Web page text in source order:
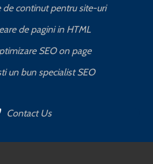
de continut pentru site-uri
de pagini in HTML
SEO on page
un bun specialist SEO
Contact Us